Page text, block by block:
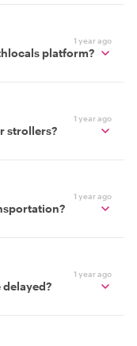
1 year ago
platform?
1 year ago
strollers?
1 year ago
1 year ago